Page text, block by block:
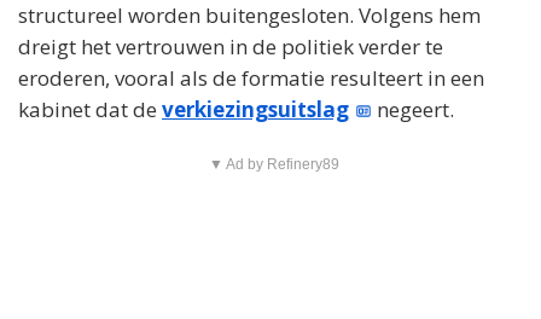
structureel worden buitengesloten. Volgens hem
dreigt het vertrouwen in de politiek verder te
eroderen, vooral als de formatie resulteert in een
kabinet dat de verkiezingsuitslag negeert.
▼ Ad by Refinery89